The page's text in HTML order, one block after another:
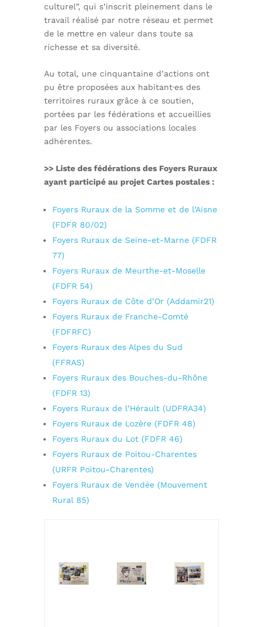
culturel”, qui s’inscrit pleinement dans le
travail réalisé par notre réseau et permet
de le mettre en valeur dans toute sa
richesse et sa diversité.
Au total, une cinquantaine d’actions ont
pu être proposées aux habitant·es des
territoires ruraux grâce à ce soutien,
portées par les fédérations et accueillies
par les Foyers ou associations locales
adhérentes.
>> Liste des fédérations des Foyers Ruraux
ayant participé au projet Cartes postales :
Foyers Ruraux de la Somme et de l’Aisne
(FDFR 80/02)
Foyers Ruraux de Seine-et-Marne (FDFR
77)
Foyers Ruraux de Meurthe-et-Moselle
(FDFR 54)
Foyers Ruraux de Côte d’Or (Addamir21)
Foyers Ruraux de Franche-Comté
(FDFRFC)
Foyers Ruraux des Alpes du Sud
(FFRAS)
Foyers Ruraux des Bouches-du-Rhône
(FDFR 13)
Foyers Ruraux de l’Hérault (UDFRA34)
Foyers Ruraux de Lozère (FDFR 48)
Foyers Ruraux du Lot (FDFR 46)
Foyers Ruraux de Poitou-Charentes
(URFR Poitou-Charentes)
Foyers Ruraux de Vendée (Mouvement
Rural 85)